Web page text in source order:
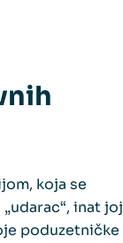
koja se
inat joj
poduzetničke